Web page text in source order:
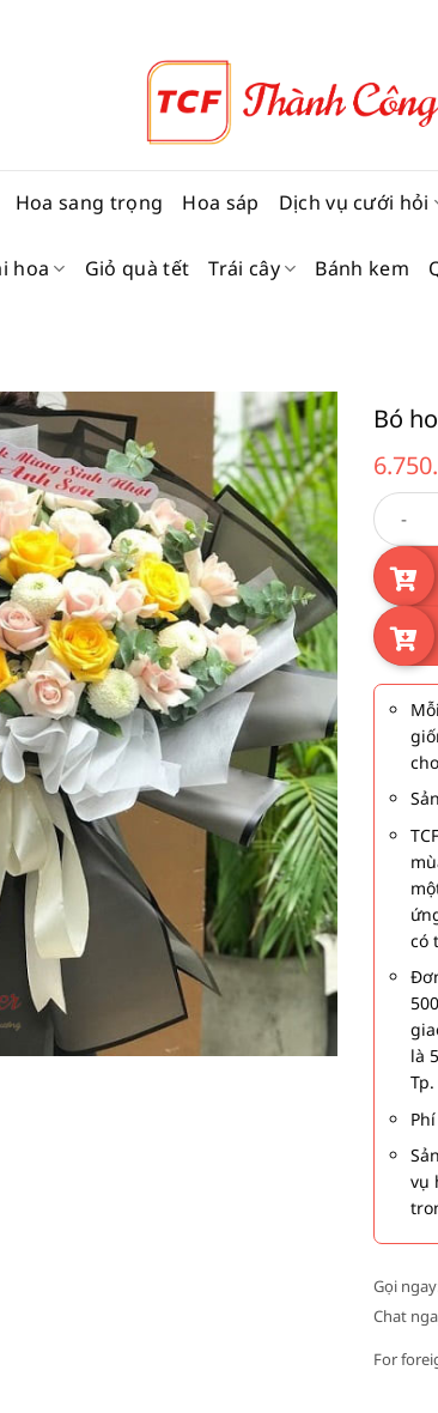
Hoa sang trọng Hoa sáp Dịch vụ cưới hỏi
hoa Giỏ quà tết Trái cây Bánh kem
Bó
Bó hoa
có
là
vụ
Gọi
Chat
For